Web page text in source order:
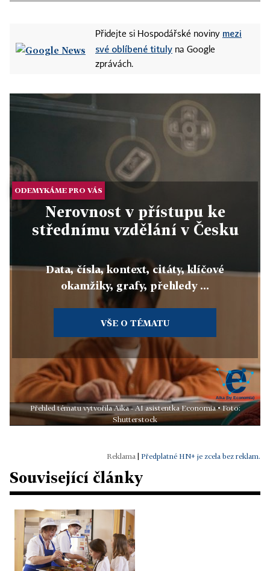
Přidejte si Hospodářské noviny mezi
své oblíbené tituly na Google
zprávách.
ODEMYKÁME PRO VÁS
Nerovnost v přístupu ke
střednímu vzdělání v Česku
Data, čísla, kontext, citáty, klíčové
okamžiky, grafy, přehledy ...
VŠE O TÉMATU
Přehled tématu vytvořila Aika - AI asistentka Economia • Foto:
Shutterstock
Předplatné HN+ je zcela bez reklam.
Související články